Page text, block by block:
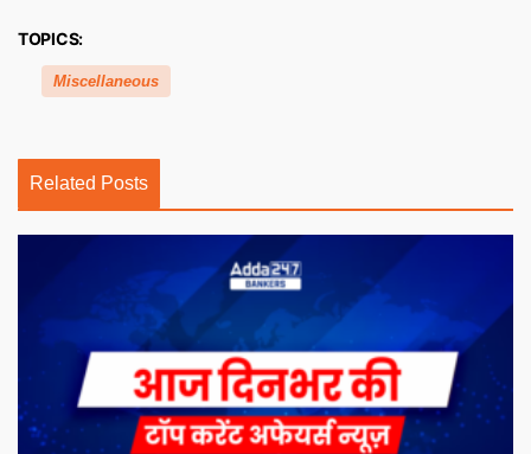
TOPICS:
Miscellaneous
Related Posts